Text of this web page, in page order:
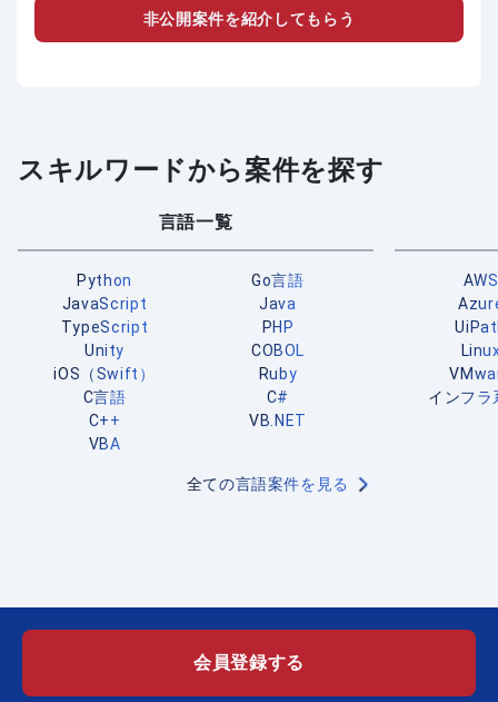
非公開案件を紹介してもらう
スキルワードから案件を探す
言語一覧
Python
Go言語
JavaScript
Java
TypeScript
PHP
Unity
COBOL
iOS（Swift）
Ruby
C言語
C#
C++
VB.NET
VBA
全ての言語案件を見る
AWS
インフラ
会員登録する